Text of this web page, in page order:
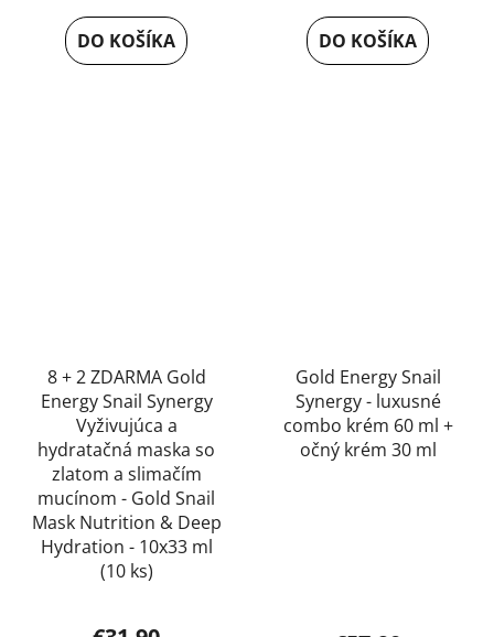
produktu
je
DO KOŠÍKA DO KOŠÍKA
8 + 2 ZDARMA Gold
Energy Snail Synergy
Vyživujúca a
hydratačná maska so
zlatom a slimačím
mucínom - Gold Snail
Mask Nutrition & Deep
Hydration - 10x33 ml
(10 ks)
Gold Energy Snail
Synergy - luxusné
combo krém 60 ml +
očný krém 30 ml